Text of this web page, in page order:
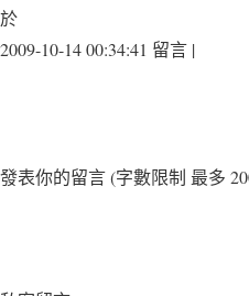
於
2009-10-14 00:34:41 留言 |
發表你的留言(字數限制 最多